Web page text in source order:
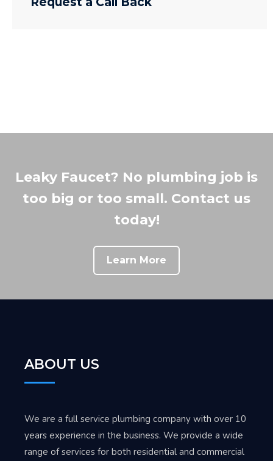
Leaky Faucet? No plumbing job is
too big or too small. Contact us
today!
Learn More
ABOUT US
We are a full service plumbing company with over 10
years experience in the business. We provide a wide
range of services for both residential and commercial